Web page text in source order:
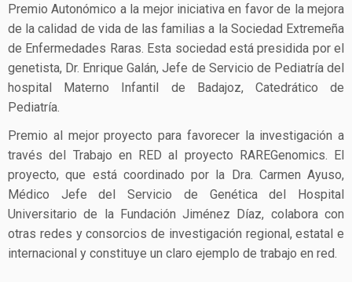
Premio Autonómico a la mejor iniciativa en favor de la mejora
de la calidad de vida de las familias a la Sociedad Extremeña
de Enfermedades Raras. Esta sociedad está presidida por el
genetista, Dr. Enrique Galán, Jefe de Servicio de Pediatría del
hospital Materno Infantil de Badajoz, Catedrático de
Pediatría.
Premio al mejor proyecto para favorecer la investigación a
través del Trabajo en RED al proyecto RAREGenomics. El
proyecto, que está coordinado por la Dra. Carmen Ayuso,
Médico Jefe del Servicio de Genética del Hospital
Universitario de la Fundación Jiménez Díaz, colabora con
otras redes y consorcios de investigación regional, estatal e
internacional y constituye un claro ejemplo de trabajo en red.